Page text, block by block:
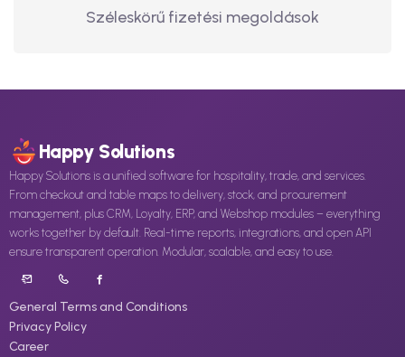
Széleskörű fizetési megoldások
Happy Solutions
Happy Solutions is a unified software for hospitality, trade, and services.
From checkout and table maps to delivery, stock, and procurement
management, plus CRM, Loyalty, ERP, and Webshop modules – everything
works together by default. Real-time reports, integrations, and open API
ensure transparent operation. Modular, scalable, and easy to use.
General Terms and Conditions
Privacy Policy
Career